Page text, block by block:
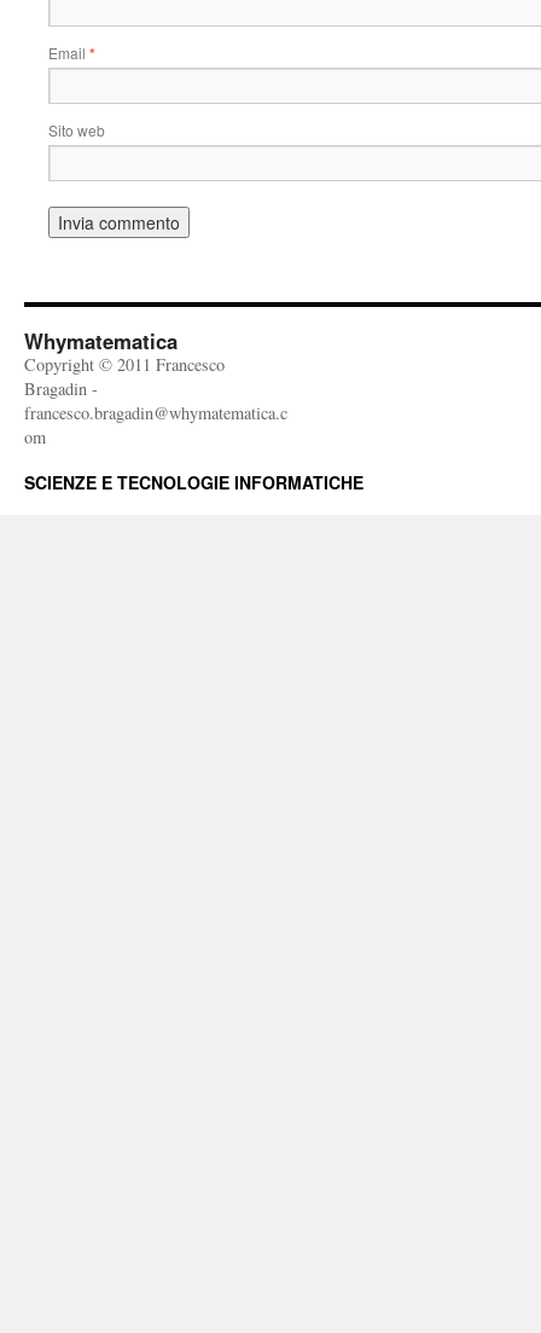
Email *
Sito web
Whymatematica
Copyright © 2011 Francesco
Bragadin -
francesco.bragadin@whymatematica.c
om
SCIENZE E TECNOLOGIE INFORMATICHE